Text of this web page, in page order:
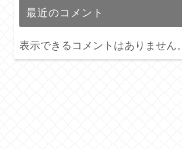
最近のコメント
表示できるコメントはありません。